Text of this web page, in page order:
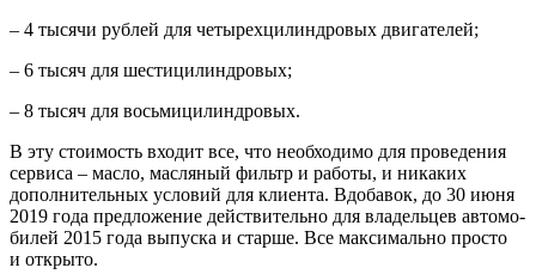
– 4 тысячи рублей для четырехцилин­дровых двигателей;
– 6 тысяч для шестицилиндровых;
– 8 тысяч для восьмицилиндровых.
В эту стоимость входит все, что необхо­димо для проведения
сервиса – масло, масляный фильтр и работы, и никаких
дополнительных условий для клиента. Вдобавок, до 30 июня
2019 года предложе­ние действительно для владельцев автомо­
билей 2015 года выпуска и старше. Все максимально просто
и открыто.